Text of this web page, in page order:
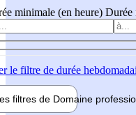
minimale (en heure) Durée
le filtre de durée
filtres de Domaine pro